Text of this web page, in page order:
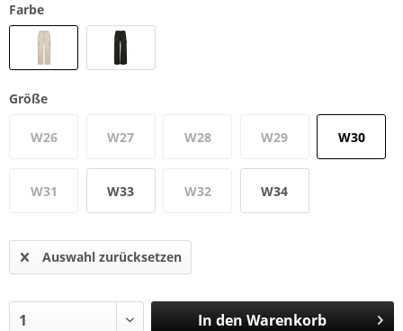
Farbe
Größe
W26 W27 W28 W29 W30
W31 W33 W32 W34
Auswahl zurücksetzen
In den Warenkorb